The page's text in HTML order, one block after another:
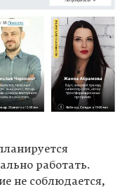
работать.
не соблюдается,